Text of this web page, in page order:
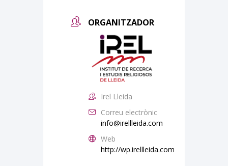
ORGANITZADOR
Irel Lleida
Correu electrònic
info@irellleida.com
Web
http://wp.irellleida.com